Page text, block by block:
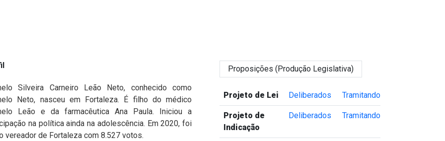
Silveira Carneiro Leão Neto, conhecido como
Neto, nasceu em Fortaleza. É filho do médico
Leão e da farmacêutica Ana Paula. Iniciou a
na política ainda na adolescência. Em 2020, foi
vereador de Fortaleza com 8.527 votos.
Proposições (Produção Legislativa)
Tipo de Proposição
Proposições Deliberadas
Proposições Tramitando
Projeto de Lei Deliberados Tramitando
Projeto de
Indicação
Deliberados Tramitando